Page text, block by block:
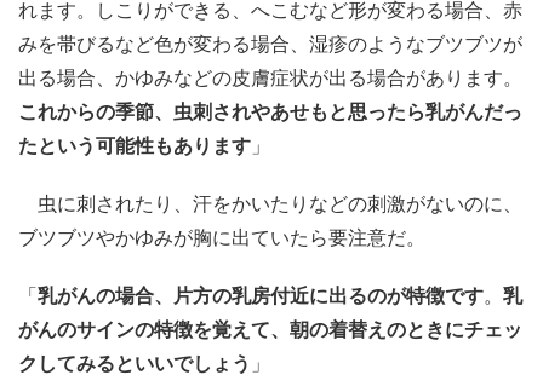
れます。しこりができる、へこむなど形が変わる場合、赤
みを帯びるなど色が変わる場合、湿疹のようなブツブツが
出る場合、かゆみなどの皮膚症状が出る場合があります。
これからの季節、虫刺されやあせもと思ったら乳がんだっ
たという可能性もあります 」
虫に刺されたり、汗をかいたりなどの刺激がないのに、
ブツブツやかゆみが胸に出ていたら要注意だ。
「 乳がんの場合、片方の乳房付近に出るのが特徴です。 乳
がんのサインの特徴を覚えて、朝の着替えのときにチェッ
クしてみるといいでしょう 」